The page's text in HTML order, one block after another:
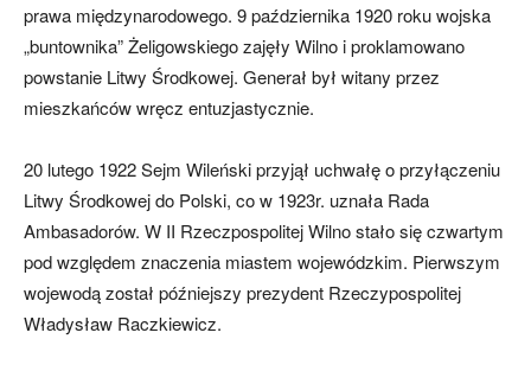
prawa międzynarodowego. 9 października 1920 roku wojska
„buntownika” Żeligowskiego zajęły Wilno i proklamowano
powstanie Litwy Środkowej. Generał był witany przez
mieszkańców wręcz entuzjastycznie.
20 lutego 1922 Sejm Wileński przyjął uchwałę o przyłączeniu
Litwy Środkowej do Polski, co w 1923r. uznała Rada
Ambasadorów. W II Rzeczpospolitej Wilno stało się czwartym
pod względem znaczenia miastem wojewódzkim. Pierwszym
wojewodą został późniejszy prezydent Rzeczypospolitej
Władysław Raczkiewicz.